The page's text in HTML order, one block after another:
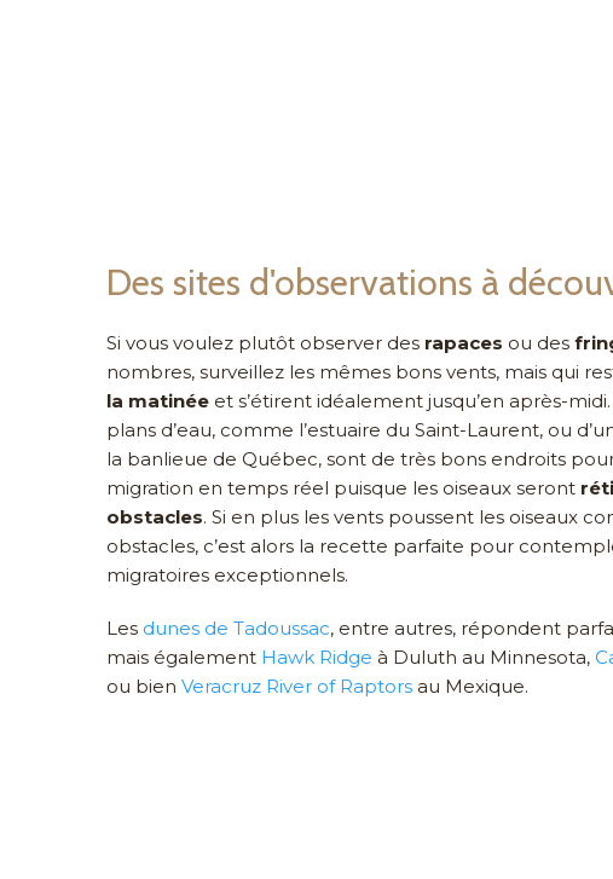
Des sites d'observations à
Si vous voulez plutôt observer des rapaces ou des
nombres, surveillez les mêmes bons vents, mais qui
la matinée et s’étirent idéalement jusqu’en après-
plans d’eau, comme l’estuaire du Saint-Laurent, ou
la banlieue de Québec, sont de très bons endroits
migration en temps réel puisque les oiseaux seront
obstacles. Si en plus les vents poussent les oiseaux
obstacles, c’est alors la recette parfaite pour
migratoires exceptionnels.
Les dunes de Tadoussac, entre autres, répondent
mais également Hawk Ridge à Duluth au Minnesota,
ou bien Veracruz River of Raptors au Mexique.